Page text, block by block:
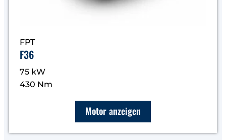
FPT
F36
75 kW
430 Nm
Motor anzeigen